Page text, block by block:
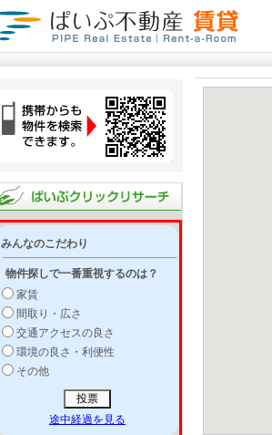
みんなのこだわり
物件探しで一番重視するのは？
家賃
間取り・広さ
交通アクセスの良さ
環境の良さ・利便性
その他
途中経過を見る